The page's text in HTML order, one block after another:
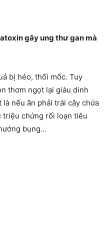
gây ung thư gan mà
bị héo, thối mốc. Tuy
thơm ngọt lại giàu dinh
nếu ăn phải trái cây chứa
triệu chứng rối loạn tiêu
bụng…